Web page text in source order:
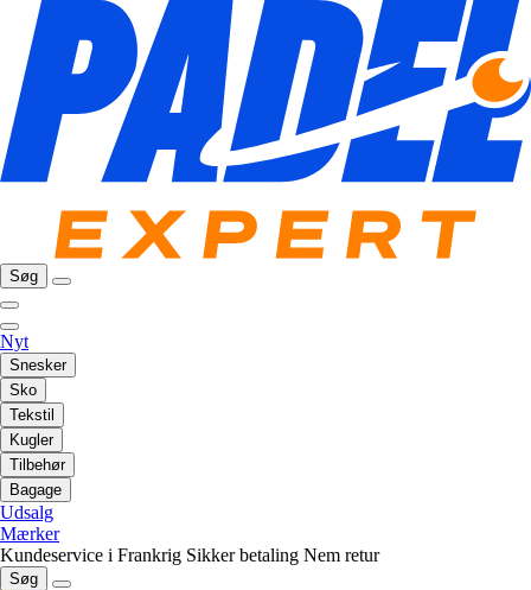
Søg
Nyt
Snesker
Sko
Tekstil
Kugler
Tilbehør
Bagage
Udsalg
Mærker
Kundeservice i Frankrig Sikker betaling Nem retur
Søg